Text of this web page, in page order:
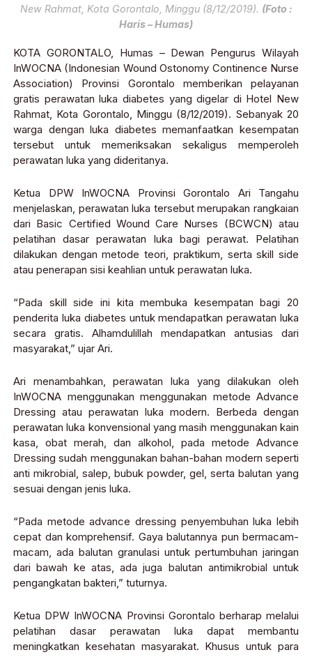
New Rahmat, Kota Gorontalo, Minggu (8/12/2019). (Foto :
Haris – Humas)
KOTA GORONTALO, Humas – Dewan Pengurus Wilayah
InWOCNA (Indonesian Wound Ostonomy Continence Nurse
Association) Provinsi Gorontalo memberikan pelayanan
gratis perawatan luka diabetes yang digelar di Hotel New
Rahmat, Kota Gorontalo, Minggu (8/12/2019). Sebanyak 20
warga dengan luka diabetes memanfaatkan kesempatan
tersebut untuk memeriksakan sekaligus memperoleh
perawatan luka yang dideritanya.
Ketua DPW InWOCNA Provinsi Gorontalo Ari Tangahu
menjelaskan, perawatan luka tersebut merupakan rangkaian
dari Basic Certified Wound Care Nurses (BCWCN) atau
pelatihan dasar perawatan luka bagi perawat. Pelatihan
dilakukan dengan metode teori, praktikum, serta skill side
atau penerapan sisi keahlian untuk perawatan luka.
“Pada skill side ini kita membuka kesempatan bagi 20
penderita luka diabetes untuk mendapatkan perawatan luka
secara gratis. Alhamdulillah mendapatkan antusias dari
masyarakat,” ujar Ari.
Ari menambahkan, perawatan luka yang dilakukan oleh
InWOCNA menggunakan menggunakan metode Advance
Dressing atau perawatan luka modern. Berbeda dengan
perawatan luka konvensional yang masih menggunakan kain
kasa, obat merah, dan alkohol, pada metode Advance
Dressing sudah menggunakan bahan-bahan modern seperti
anti mikrobial, salep, bubuk powder, gel, serta balutan yang
sesuai dengan jenis luka.
“Pada metode advance dressing penyembuhan luka lebih
cepat dan komprehensif. Gaya balutannya pun bermacam-
macam, ada balutan granulasi untuk pertumbuhan jaringan
dari bawah ke atas, ada juga balutan antimikrobial untuk
pengangkatan bakteri,” tuturnya.
Ketua DPW InWOCNA Provinsi Gorontalo berharap melalui
pelatihan dasar perawatan luka dapat membantu
meningkatkan kesehatan masyarakat. Khusus untuk para